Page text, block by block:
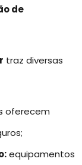
de
traz diversas
oferecem
equipamentos